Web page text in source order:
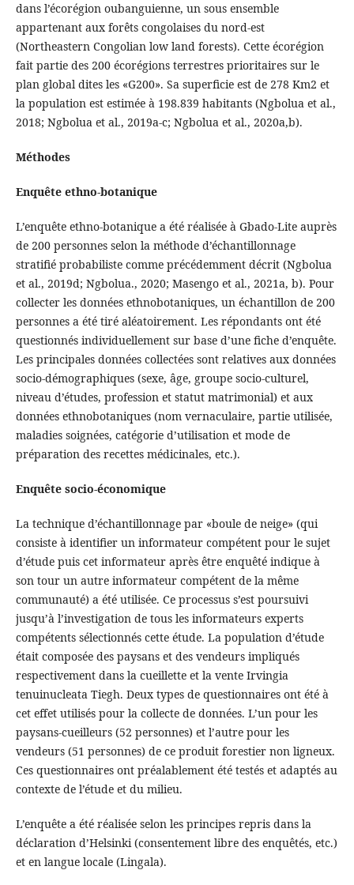
dans l’écorégion oubanguienne, un sous ensemble
appartenant aux forêts congolaises du nord-est
(Northeastern Congolian low land forests). Cette écorégion
fait partie des 200 écorégions terrestres prioritaires sur le
plan global dites les «G200». Sa superficie est de 278 Km2 et
la population est estimée à 198.839 habitants (Ngbolua et al.,
2018; Ngbolua et al., 2019a-c; Ngbolua et al., 2020a,b).
Méthodes
Enquête ethno-botanique
L’enquête ethno-botanique a été réalisée à Gbado-Lite auprès
de 200 personnes selon la méthode d’échantillonnage
stratifié probabiliste comme précédemment décrit (Ngbolua
et al., 2019d; Ngbolua., 2020; Masengo et al., 2021a, b). Pour
collecter les données ethnobotaniques, un échantillon de 200
personnes a été tiré aléatoirement. Les répondants ont été
questionnés individuellement sur base d’une fiche d’enquête.
Les principales données collectées sont relatives aux données
socio-démographiques (sexe, âge, groupe socio-culturel,
niveau d’études, profession et statut matrimonial) et aux
données ethnobotaniques (nom vernaculaire, partie utilisée,
maladies soignées, catégorie d’utilisation et mode de
préparation des recettes médicinales, etc.).
Enquête socio-économique
La technique d’échantillonnage par «boule de neige» (qui
consiste à identifier un informateur compétent pour le sujet
d’étude puis cet informateur après être enquêté indique à
son tour un autre informateur compétent de la même
communauté) a été utilisée. Ce processus s’est poursuivi
jusqu’à l’investigation de tous les informateurs experts
compétents sélectionnés cette étude. La population d’étude
était composée des paysans et des vendeurs impliqués
respectivement dans la cueillette et la vente Irvingia
tenuinucleata Tiegh. Deux types de questionnaires ont été à
cet effet utilisés pour la collecte de données. L’un pour les
paysans-cueilleurs (52 personnes) et l’autre pour les
vendeurs (51 personnes) de ce produit forestier non ligneux.
Ces questionnaires ont préalablement été testés et adaptés au
contexte de l’étude et du milieu.
L’enquête a été réalisée selon les principes repris dans la
déclaration d’Helsinki (consentement libre des enquêtés, etc.)
et en langue locale (Lingala).